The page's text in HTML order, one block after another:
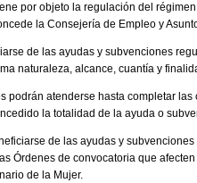
por objeto la regulación del
la Consejería de Empleo y
de las ayudas y subvenciones
naturaleza, alcance, cuantía y
podrán atenderse hasta completar
la totalidad de la ayuda o
de las ayudas y
Órdenes de convocatoria que
de la Mujer.